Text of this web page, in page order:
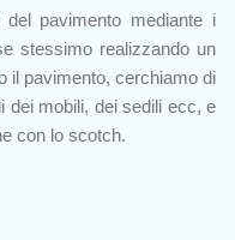
pavimento mediante i
stessimo realizzando un
il pavimento, cerchiamo di
dei mobili, dei sedili ecc, e
con lo scotch.